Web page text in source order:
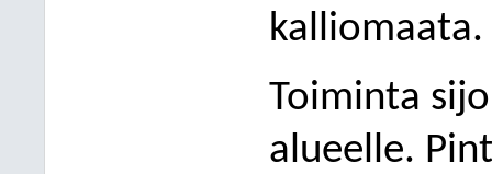
kalliomaata.
Toiminta
alueelle.